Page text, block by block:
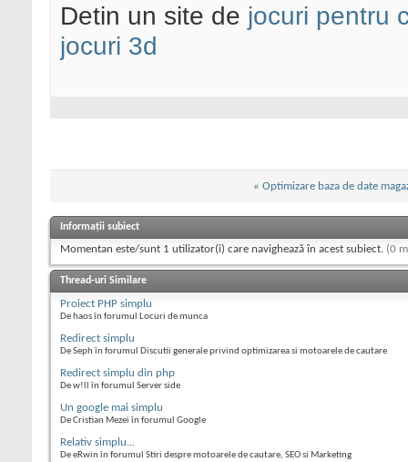
Detin un site de jocuri pentru
jocuri 3d
« Optimizare baza de date
Informații subiect
Momentan este/sunt 1 utilizator(i) care navighează în acest subiect. (0
Thread-uri Similare
Proiect PHP simplu
De haos în forumul Locuri de munca
Redirect simplu
De Seph în forumul Discutii generale privind optimizarea si motoarele de cautare
Redirect simplu din php
De w!ll în forumul Server side
Un google mai simplu
De Cristian Mezei în forumul Google
Relativ simplu...
De eRwin în forumul Stiri despre motoarele de cautare, SEO si Marketing